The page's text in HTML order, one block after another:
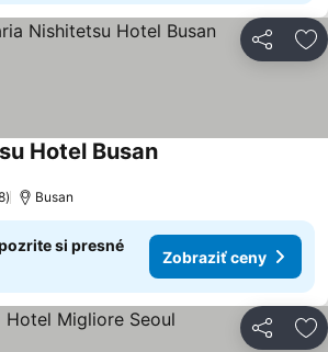
Zdieľať
Hotel BusanZobraziť ceny
Busan
si presné
Zobraziť ceny
Zdieľať